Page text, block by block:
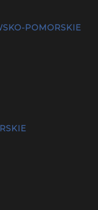
POMORSKIE